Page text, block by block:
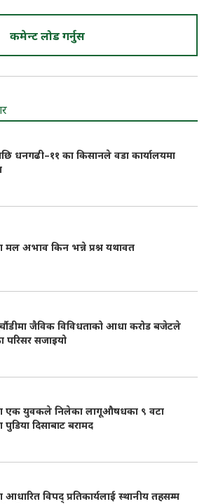
कमेन्ट लोड गर्नुस
धनगढी–११ का किसानले वडा कार्यालयमा
मल अभाव किन भन्ने प्रश्न यथावत
जैविक विविधताको आधा करोड बजेटले
परिसर सजाइयो
एक युवकले निलेका लागूऔषधका ९ वटा
पुडिया दिसाबाट बरामद
आधारित विपद् प्रतिकार्यलाई स्थानीय तहसम्म